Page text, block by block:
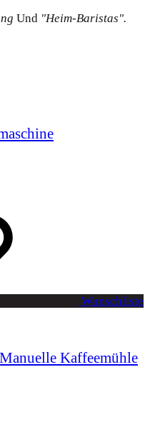
Und "Heim-Baristas".
Wunschliste
Kaffeemühle